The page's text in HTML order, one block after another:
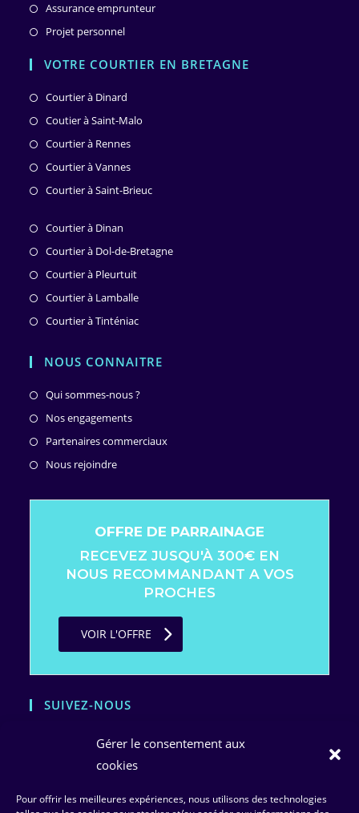
Gérer le consentement aux
cookies
Pour offrir les meilleures expériences, nous utilisons des technologies
Assurance emprunteur
Projet personnel
VOTRE COURTIER EN BRETAGNE
Courtier à Dinard
Coutier à Saint-Malo
Courtier à Rennes
Courtier à Vannes
Courtier à Saint-Brieuc
Courtier à Dinan
Courtier à Dol-de-Bretagne
Courtier à Pleurtuit
Courtier à Lamballe
Courtier à Tinténiac
NOUS CONNAITRE
Qui sommes-nous ?S’ouvre
un
Nos engagementsS’ouvre
dans
onglet
Partenaires commerciauxS’ouvre
nouvel
Nous rejoindreS’ouvre
un
nouvel
OFFRE DE PARRAINAGE
RECEVEZ JUSQU'À 300€ EN
NOUS RECOMMANDANT A VOS
PROCHES
VOIR L'OFFRE
SUIVEZ-NOUS